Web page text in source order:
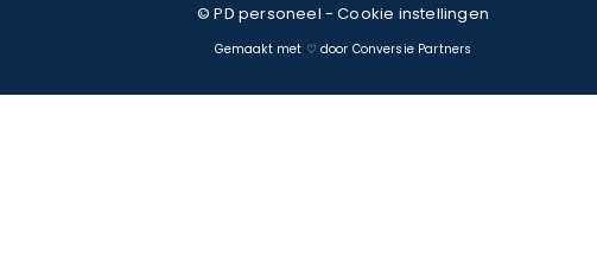
© PD personeel -Cookie instellingen
Gemaakt met ♡ door Conversie Partners